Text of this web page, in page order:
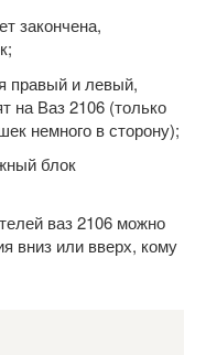
закончена,
правый и левый,
на Ваз 2106 (только
немного в сторону);
блок
ваз 2106 можно
вниз или вверх, кому